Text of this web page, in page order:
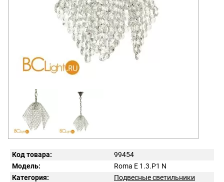
Код товара:
99454
Модель:
Roma E 1.3.P1 N
Категория:
Подвесные светильники